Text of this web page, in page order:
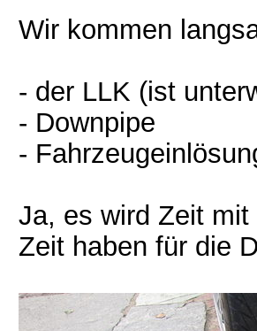
Wir kommen
- der LLK (ist
- Downpipe
-
Ja, es wird Zeit
Zeit haben für die